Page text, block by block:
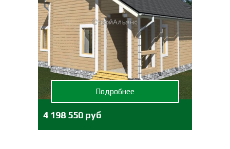
4 198 550 руб
Подробнее